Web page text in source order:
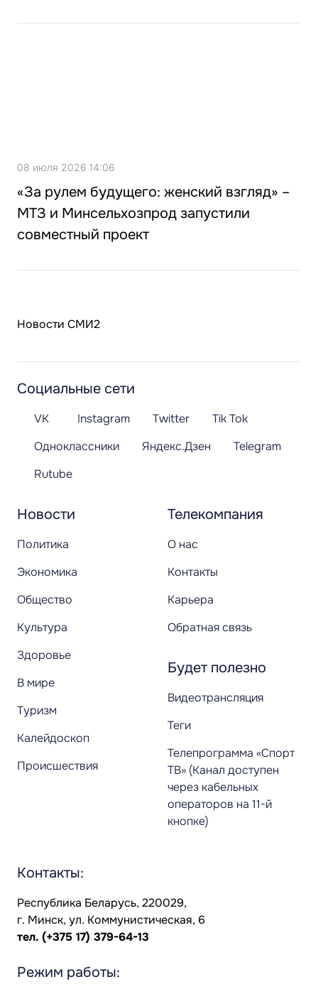
08 июля 2026 14:06
«За рулем будущего: женский взгляд» –
МТЗ и Минсельхозпрод запустили
совместный проект
Новости СМИ2
Новости
Политика
Экономика
Общество
Культура
Здоровье
В мире
Туризм
Калейдоскоп
Происшествия
Телекомпания
О нас
Контакты
Карьера
Обратная связь
Будет полезно
Видеотрансляция
Теги
Телепрограмма «Спорт
ТВ» (Канал доступен
через кабельных
операторов на 11-й
кнопке)
Социальные сети
VK Instagram Twitter
Tik Tok
Одноклассники
Яндекс.Дзен
Telegram
Rutube
Контакты:
Республика Беларусь, 220029,
г. Минск, ул. Коммунистическая, 6
тел. (+375 17) 379-64-13
Режим работы: